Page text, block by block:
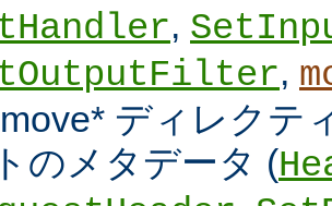
,
,
ディレクテ
のメタデータ (